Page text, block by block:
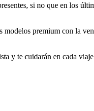
si no que en los
premium con la
y te cuidarán en cada